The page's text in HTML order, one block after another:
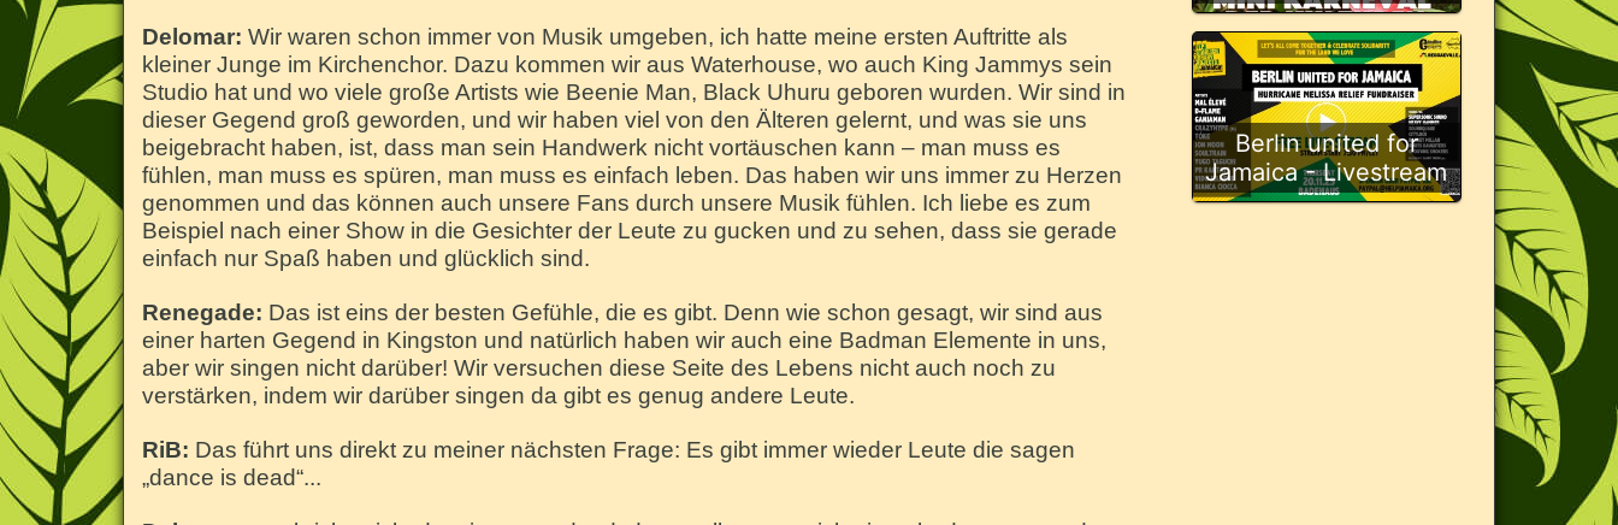
Delomar: Wir waren schon immer von Musik umgeben, ich hatte meine ersten Auftritte als
kleiner Junge im Kirchenchor. Dazu kommen wir aus Waterhouse, wo auch King Jammys sein
Studio hat und wo viele große Artists wie Beenie Man, Black Uhuru geboren wurden. Wir sind in
dieser Gegend groß geworden, und wir haben viel von den Älteren gelernt, und was sie uns
beigebracht haben, ist, dass man sein Handwerk nicht vortäuschen kann – man muss es
fühlen, man muss es spüren, man muss es einfach leben. Das haben wir uns immer zu Herzen
genommen und das können auch unsere Fans durch unsere Musik fühlen. Ich liebe es zum
Beispiel nach einer Show in die Gesichter der Leute zu gucken und zu sehen, dass sie gerade
einfach nur Spaß haben und glücklich sind.
Renegade: Das ist eins der besten Gefühle, die es gibt. Denn wie schon gesagt, wir sind aus
einer harten Gegend in Kingston und natürlich haben wir auch eine Badman Elemente in uns,
aber wir singen nicht darüber! Wir versuchen diese Seite des Lebens nicht auch noch zu
verstärken, indem wir darüber singen da gibt es genug andere Leute.
RiB: Das führt uns direkt zu meiner nächsten Frage: Es gibt immer wieder Leute die sagen
„dance is dead“...
Berlin united for
Jamaica - Livestream